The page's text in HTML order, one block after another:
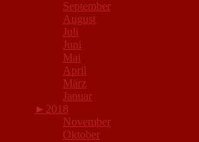
September
August
Juli
Juni
Mai
April
März
Januar
► 2018
November
Oktober